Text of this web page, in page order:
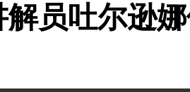
员吐尔逊